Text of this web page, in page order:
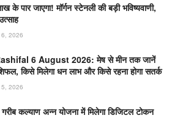
के पार जाएगा! मॉर्गन स्टेनली की बड़ी भविष्यवाणी,
6, 2026
6 August 2026: मेष से मीन तक जानें
किसे मिलेगा धन लाभ और किसे रहना होगा सतर्क
5, 2026
गरीब कल्याण अन्न योजना में मिलेगा डिजिटल टोकन